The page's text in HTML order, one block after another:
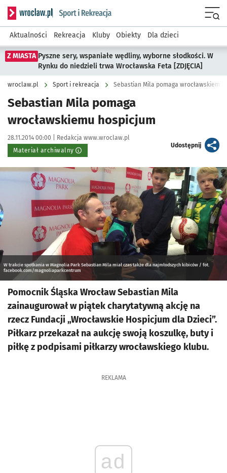
Serwis informacyjny wroclaw.pl podserwis: Sport i rekreacja
Aktualności Rekreacja Kluby Obiekty Dla dzieci
Z MIASTA Pyszne sery, wspaniałe wędliny, wyborne słodkości. W
Rynku do niedzieli trwa Wrocławska Feta [ZDJĘCIA]
wroclaw.pl Sport i rekreacja Sebastian Mila pomaga wrocławskiemu
Sebastian Mila pomaga
wrocławskiemu hospicjum
Data publikacji:
28.11.2014 00:00 | Autor:
Redakcja www.wroclaw.pl
Materiał archiwalny
Udostępnijartykuł
Kliknij, aby powiększyć
W trakcie spotkania w Magnolia Park Sebastian Mila miał czas także dla najmłodszych kibiców / fot.
facebook.com/magnoliaparkcentrum
Pomocnik Śląska Wrocław Sebastian Mila
zainaugurował w piątek charytatywną akcję na
rzecz Fundacji „Wrocławskie Hospicjum dla Dzieci”.
Piłkarz przekazał na aukcję swoją koszulkę, buty i
piłkę z podpisami piłkarzy wrocławskiego klubu.
REKLAMA
ad